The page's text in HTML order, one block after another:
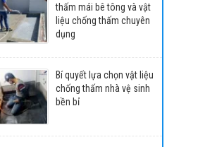
thấm mái bê tông và vật
liệu chống thấm chuyên
dụng
Bí quyết lựa chọn vật liệu
chống thấm nhà vệ sinh
bền bỉ